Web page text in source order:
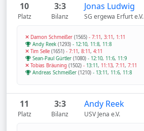
10
Platz
3:3
Bilanz
Jonas Ludwig
SG ergewa Erfurt e.V.
Damon Schmeißer (1565) - 7:11, 3:11, 1:11
Andy Reek (1293) - 12:10, 11:8, 11:8
Tim Selle (1651) - 7:11, 8:11, 4:11
Sean-Paul Gürtler (1080) - 12:10, 11:6, 11:9
Tobias Bräuning (1502) - 13:11, 11:13, 7:11, 7:11
Andreas Schmeißer (1210) - 13:11, 11:6, 11:8
11
Platz
3:3
Bilanz
Andy Reek
USV Jena e.V.